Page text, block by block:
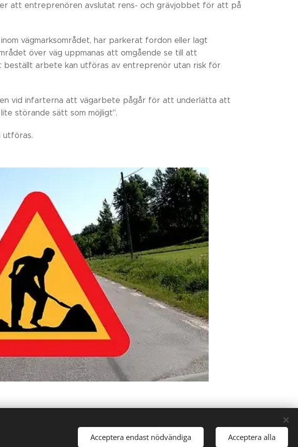
att entreprenören avslutat rens- och grävjobbet för att på
vägmarksområdet, har parkerat fordon eller lagt
över väg uppmanas att omgående se till att
arbete kan utföras av entreprenör utan risk för
vid infarterna att vägarbete pågår för att underlätta att
störande sätt som möjligt".
utföras.
Acceptera endast nödvändiga Acceptera alla